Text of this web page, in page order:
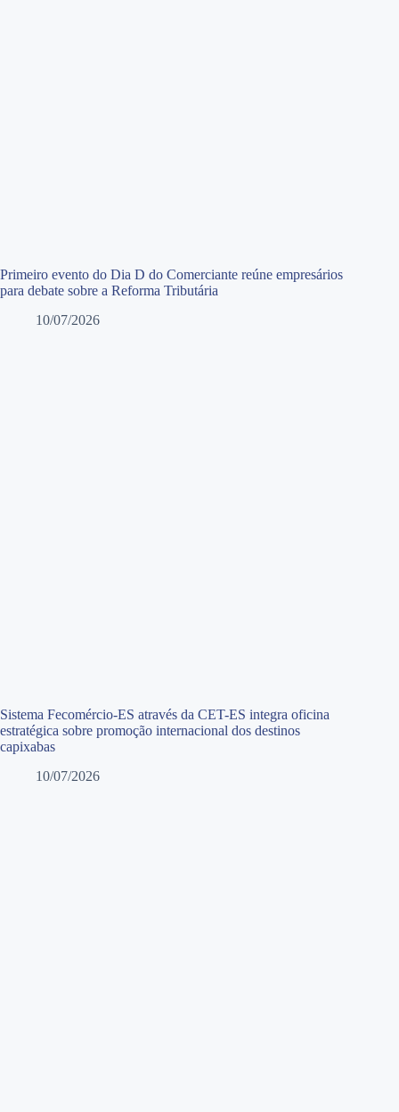
Primeiro evento do Dia D do Comerciante reúne empresários
para debate sobre a Reforma Tributária
10/07/2026
Sistema Fecomércio-ES através da CET-ES integra oficina
estratégica sobre promoção internacional dos destinos
capixabas
10/07/2026